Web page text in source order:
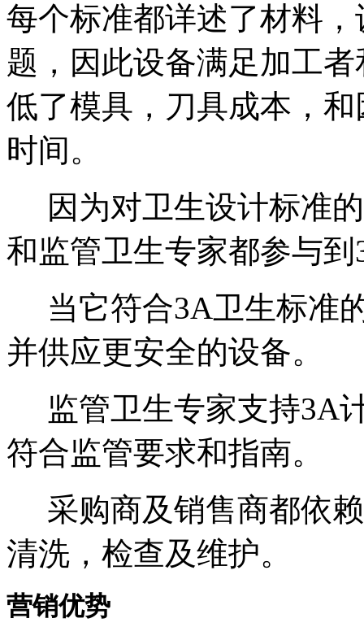
每个标准都详述了材料
题，因此设备满足加工
低了模具，刀具成本，
时间。
因为对卫生设计标准
和监管卫生专家都参与到
当它符合3A卫生标准
并供应更安全的设备。
监管卫生专家支持3A
符合监管要求和指南。
采购商及销售商都依
清洗，检查及维护。
营销优势